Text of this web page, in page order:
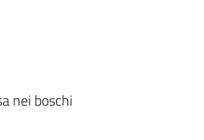
nei boschi